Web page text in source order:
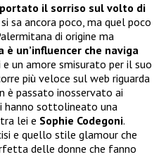
il sorriso sul volto di
si sa ancora poco, ma quel poco
di origine ma
è un’influencer che naviga
un amore smisurato per il suo
più veloce sul web riguarda
è passato inosservato ai
sottolineato una
lei e Sophie Codegoni.
e quello stile glamour che
delle donne che fanno